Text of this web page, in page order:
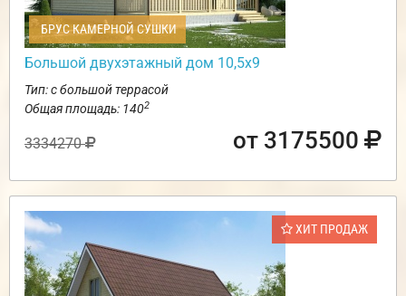
БРУС КАМЕРНОЙ СУШКИ
Большой двухэтажный дом 10,5х9
Тип: с большой террасой
Общая площадь: 1402
3334270 от 3175500
ХИТ ПРОДАЖ